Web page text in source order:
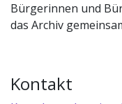
Bürgerinnen und
das Archiv
Kontakt